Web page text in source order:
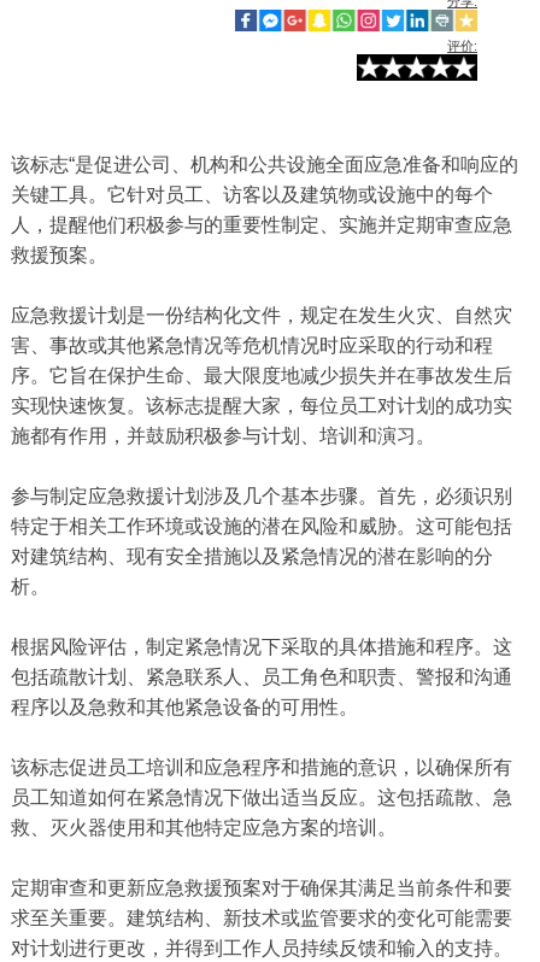
评价:
该标志“是促进公司、机构和公共设施全面应急准备和响应的
关键工具。它针对员工、访客以及建筑物或设施中的每个
人，提醒他们积极参与的重要性制定、实施并定期审查应急
救援预案。
应急救援计划是一份结构化文件，规定在发生火灾、自然灾
害、事故或其他紧急情况等危机情况时应采取的行动和程
序。它旨在保护生命、最大限度地减少损失并在事故发生后
实现快速恢复。该标志提醒大家，每位员工对计划的成功实
施都有作用，并鼓励积极参与计划、培训和演习。
参与制定应急救援计划涉及几个基本步骤。首先，必须识别
特定于相关工作环境或设施的潜在风险和威胁。这可能包括
对建筑结构、现有安全措施以及紧急情况的潜在影响的分
析。
根据风险评估，制定紧急情况下采取的具体措施和程序。这
包括疏散计划、紧急联系人、员工角色和职责、警报和沟通
程序以及急救和其他紧急设备的可用性。
该标志促进员工培训和应急程序和措施的意识，以确保所有
员工知道如何在紧急情况下做出适当反应。这包括疏散、急
救、灭火器使用和其他特定应急方案的培训。
定期审查和更新应急救援预案对于确保其满足当前条件和要
求至关重要。建筑结构、新技术或监管要求的变化可能需要
对计划进行更改，并得到工作人员持续反馈和输入的支持。